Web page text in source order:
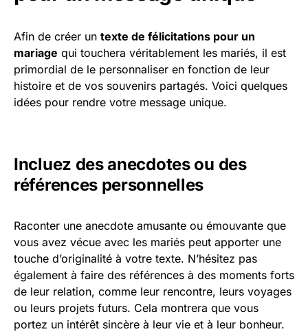
Afin de créer un texte de félicitations pour un
mariage qui touchera véritablement les mariés, il est
primordial de le personnaliser en fonction de leur
histoire et de vos souvenirs partagés. Voici quelques
idées pour rendre votre message unique.
Incluez des anecdotes ou des
références personnelles
Raconter une anecdote amusante ou émouvante que
vous avez vécue avec les mariés peut apporter une
touche d’originalité à votre texte. N’hésitez pas
également à faire des références à des moments forts
de leur relation, comme leur rencontre, leurs voyages
ou leurs projets futurs. Cela montrera que vous
portez un intérêt sincère à leur vie et à leur bonheur.